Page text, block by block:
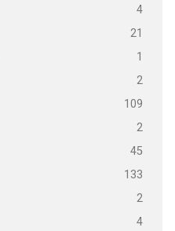
4
21
1
2
109
2
45
133
2
4